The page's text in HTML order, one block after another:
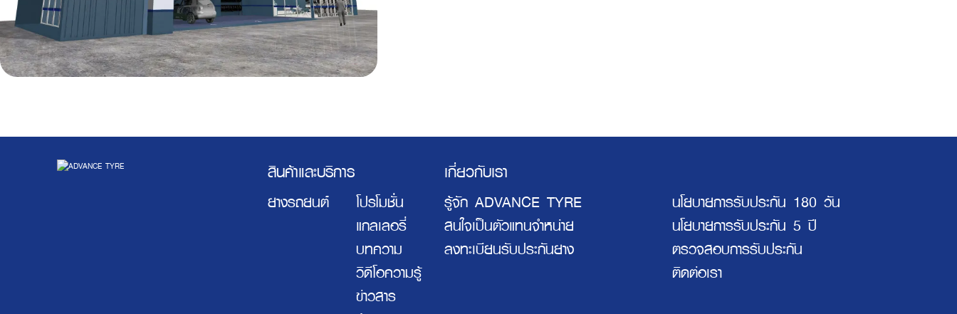
สินค้าและบริการ
ยางรถยนต์
โปรโมชั่น
แกลเลอรี่
บทความ
วิดีโอความรู้
ข่าวสาร
เกี่ยวกับเรา
รู้จัก ADVANCE TYRE
สนใจเป็นตัวแทนจำหน่าย
ลงทะเบียนรับประกันยาง
นโยบายการรับประกัน 180 วัน
นโยบายการรับประกัน 5 ปี
ตรวจสอบการรับประกัน
ติดต่อเรา